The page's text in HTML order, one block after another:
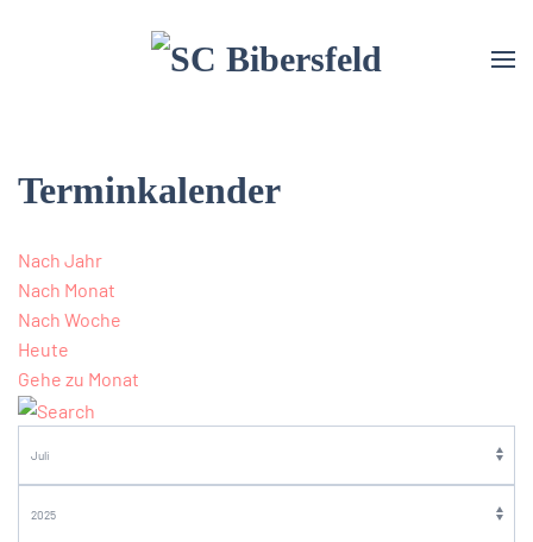
Terminkalender
Nach Jahr
Nach Monat
Nach Woche
Heute
Gehe zu Monat